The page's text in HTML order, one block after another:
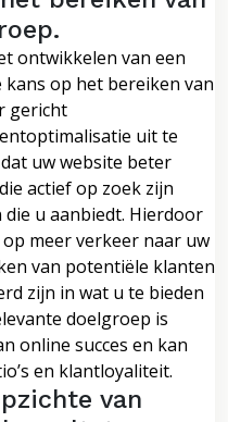
ontwikkelen van een
kans op het bereiken van
gericht
uit te
uw website beter
actief op zoek zijn
u aanbiedt. Hierdoor
meer verkeer naar uw
van potentiële klanten
zijn in wat u te bieden
doelgroep is
online succes en kan
en klantloyaliteit.
van